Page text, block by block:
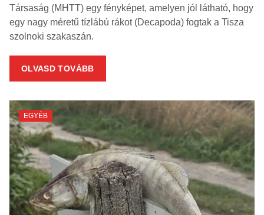
Társaság (MHTT) egy fényképet, amelyen jól látható, hogy
egy nagy méretű tízlábú rákot (Decapoda) fogtak a Tisza
szolnoki szakaszán.
OLVASD TOVÁBB
EGYÉB